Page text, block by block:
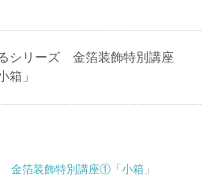
シリーズ 金箔装飾特別講座
箱」
金箔装飾特別講座①「小箱」